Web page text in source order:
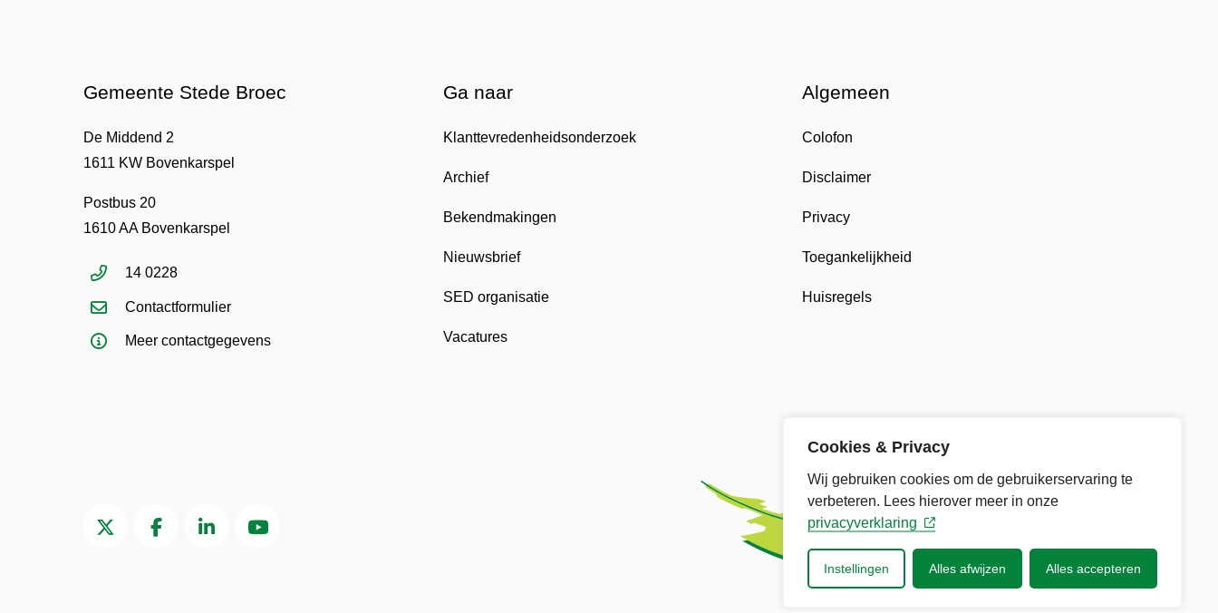
Cookies & Privacy
Wij gebruiken cookies om de gebruikerservaring te
verbeteren. Lees hierover meer in onze
privacyverklaring
Instellingen Alles afwijzen Alles accepteren
Gemeente Stede Broec
De Middend 2
1611 KW Bovenkarspel
Postbus 20
1610 AA Bovenkarspel
14 0228
Contactformulier
Meer contactgegevens
Ga naar
Klanttevredenheidsonderzoek
Archief
Bekendmakingen
Nieuwsbrief
SED organisatie
Vacatures
Algemeen
Colofon
Disclaimer
Privacy
Toegankelijkheid
Huisregels
Twitter van Gemeente Stede Broec, opent in nieuw tabblad
Facebook van Gemeente Stede Broec, opent in nieuw tabblad